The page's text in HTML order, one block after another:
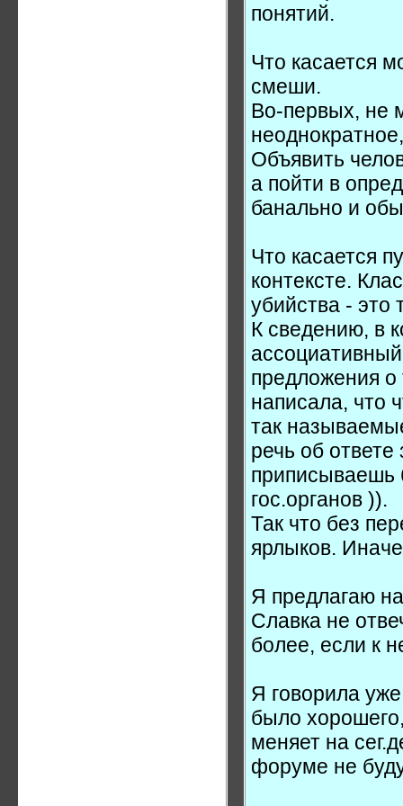
понятий.
Что касается
смеши.
Во-первых, не
Объявить
а пойти в
банально и
Что касается
контексте.
убийства - это
К сведению, в
предложения о
написала, что
так
речь об
приписываешь
гос.органов )).
Так что без
ярлыков.
Я предлагаю
Славка не
более, если к
Я говорила
было
меняет на
форуме не